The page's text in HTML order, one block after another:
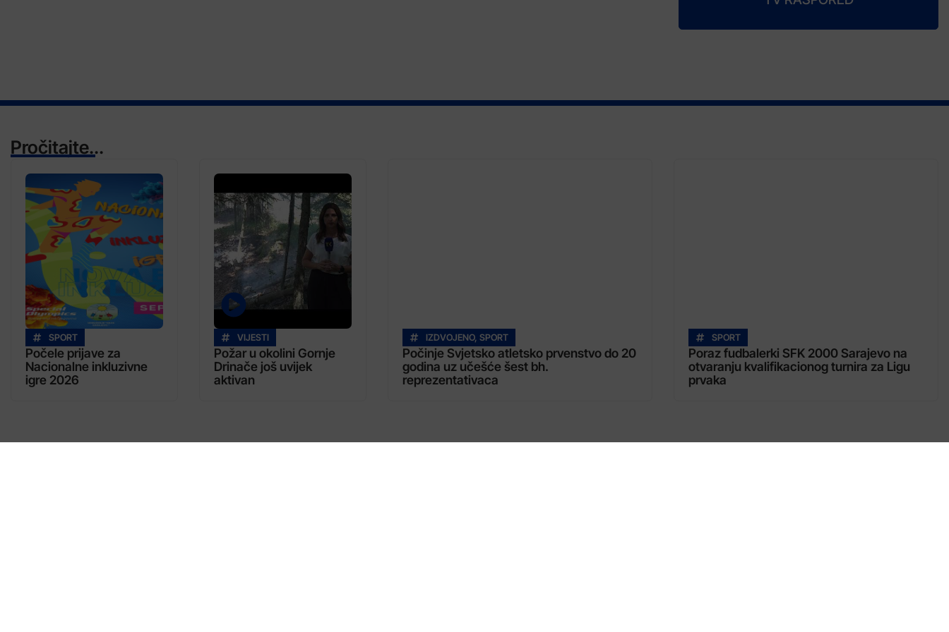
Pročitajte...
SPORT
Počele prijave za
Nacionalne inkluzivne
igre 2026
VIJESTI
Požar u okolini Gornje
Drinače još uvijek
aktivan
IZDVOJENO, SPORT
Počinje Svjetsko atletsko prvenstvo do 20
godina uz učešće šest bh.
reprezentativaca
SPORT
Poraz fudbalerki SFK 2000 Sarajevo na
otvaranju kvalifikacionog turnira za Ligu
prvaka